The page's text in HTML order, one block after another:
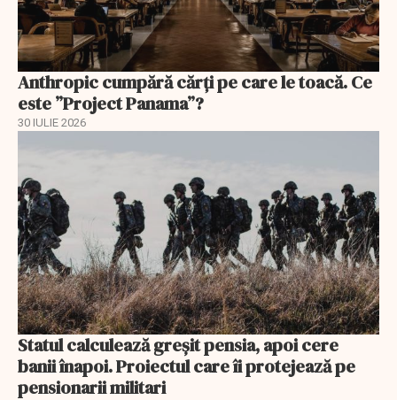
Anthropic cumpără cărți pe care le toacă. Ce
este ”Project Panama”?
30 IULIE 2026
Statul calculează greșit pensia, apoi cere
banii înapoi. Proiectul care îi protejează pe
pensionarii militari